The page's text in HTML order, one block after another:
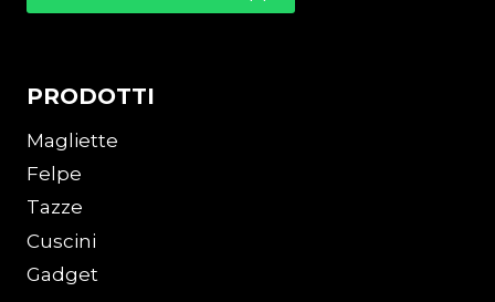
PRODOTTI
Magliette
Felpe
Tazze
Cuscini
Gadget